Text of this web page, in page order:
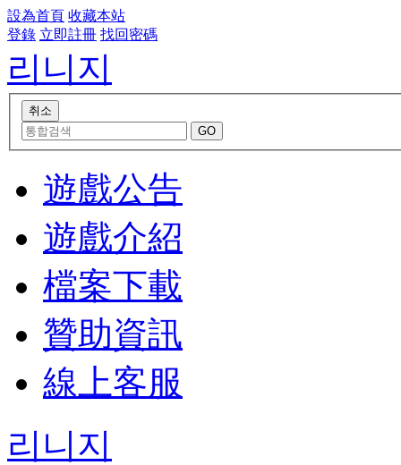
設為首頁 收藏本站
登錄 立即註冊 找回密碼
리니지
遊戲公告
遊戲介紹
檔案下載
贊助資訊
線上客服
리니지